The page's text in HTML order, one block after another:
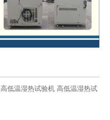
高低温湿热试验机 高低温湿热试